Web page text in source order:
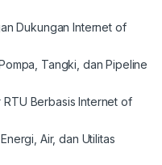
Dukungan Internet of
Tangki, dan Pipeline
Berbasis Internet of
Air, dan Utilitas